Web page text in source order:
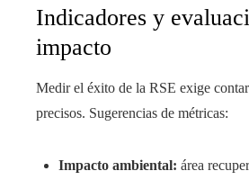
Indicadores y
impacto
Medir el éxito de la RSE exige
precisos. Sugerencias de métricas:
Impacto ambiental: área